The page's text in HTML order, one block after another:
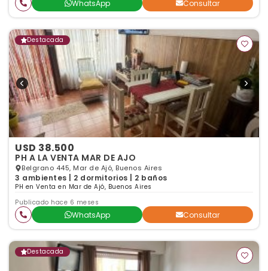
WhatsApp Consultar
Destacada
USD 38.500
PH A LA VENTA MAR DE AJO
Belgrano 445, Mar de Ajó, Buenos Aires
3 ambientes | 2 dormitorios | 2 baños
PH en Venta en Mar de Ajó, Buenos Aires
Publicado hace 6 meses
WhatsApp Consultar
Destacada